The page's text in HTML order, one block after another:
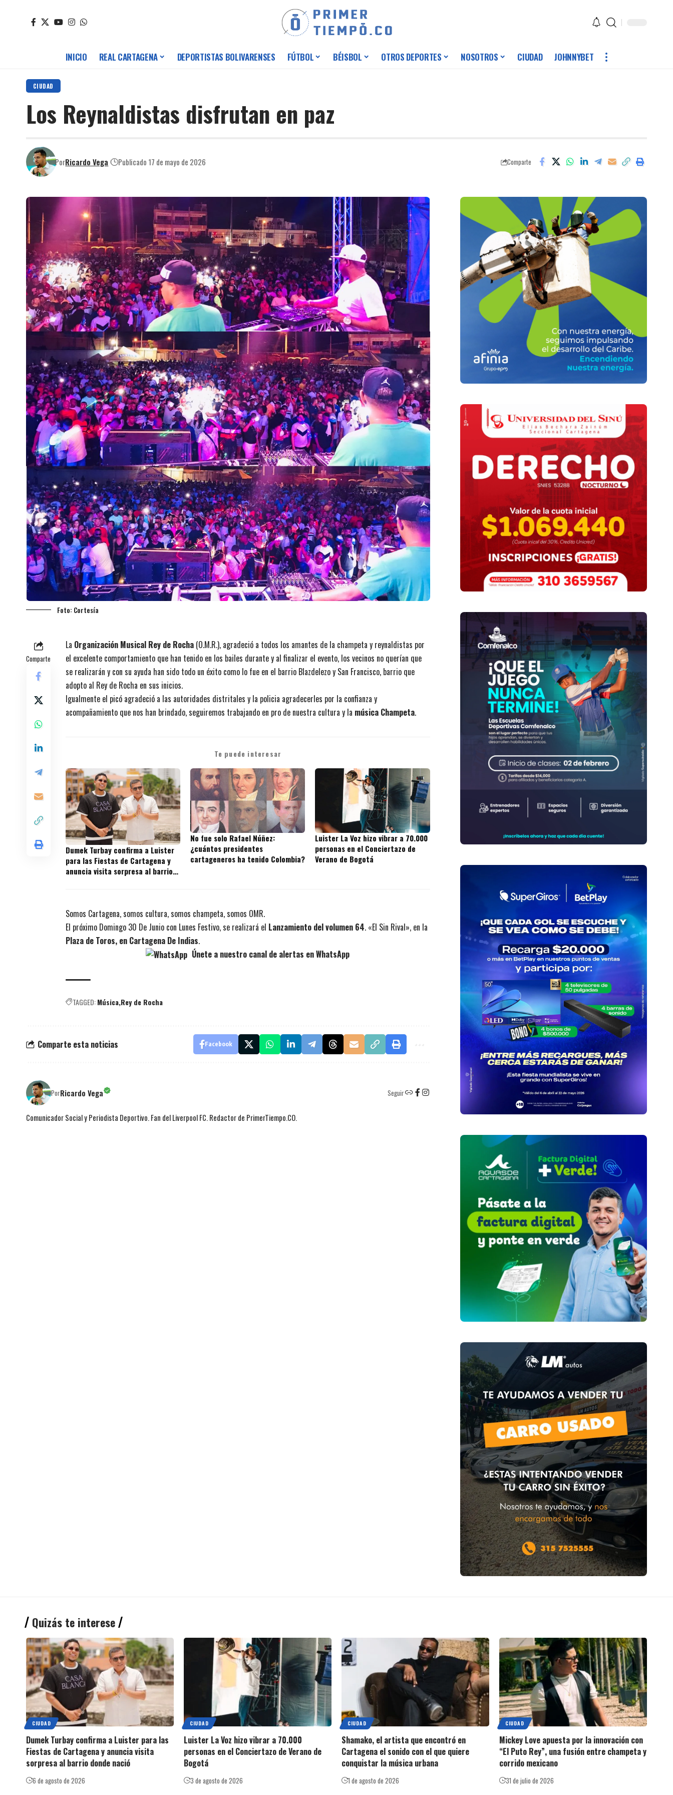
INICIO REAL CARTAGENA DEPORTISTAS BOLIVARENSES FÚTBOL BÉISBOL OTROS DEPORTES NOSOTROS CIUDAD JOHNNYBET
CIUDAD
Los Reynaldistas disfrutan en paz
PorRicardo Vega Publicado 17 de mayo de 2026 Comparte
Foto: Cortesía
Comparte
La Organización Musical Rey de Rocha (O.M.R.), agradeció a todos los amantes de la champeta y reynaldistas por
el excelente comportamiento que han tenido en los bailes durante y al finalizar el evento, los vecinos no querían que
se realizarán y con su ayuda han sido todo un éxito como lo fue en el barrio Blazdelezo y San Francisco, barrio que
adopto al Rey de Rocha en sus inicios.
Igualmente el picó agradeció a las autoridades distritales y la policia agradecerles por la confianza y
acompañamiento que nos han brindado, seguiremos trabajando en pro de nuestra cultura y la música Champeta.
Te puede interesar
Dumek Turbay confirma a Luister
para las Fiestas de Cartagena y
anuncia visita sorpresa al barrio
No fue solo Rafael Núñez:
¿cuántos presidentes
cartageneros ha tenido Colombia?
Luister La Voz hizo vibrar a 70.000
personas en el Conciertazo de
Verano de Bogotá
Somos Cartagena, somos cultura, somos champeta, somos OMR.
El próximo Domingo 30 De Junio con Lunes Festivo, se realizará el Lanzamiento del volumen 64. «El Sin Rival», en la
Plaza de Toros, en Cartagena De Indias.
Únete a nuestro canal de alertas en WhatsApp
TAGGED:Música Rey de Rocha
Comparte esta noticias Facebook
PorRicardo Vega Seguir
Comunicador Social y Periodista Deportivo. Fan del Liverpool FC. Redactor de PrimerTiempo.CO.
Quizás te interese
CIUDAD
Dumek Turbay confirma a Luister para las
Fiestas de Cartagena y anuncia visita
sorpresa al barrio donde nació
6 de agosto de 2026
CIUDAD
Luister La Voz hizo vibrar a 70.000
personas en el Conciertazo de Verano de
Bogotá
3 de agosto de 2026
CIUDAD
Shamako, el artista que encontró en
Cartagena el sonido con el que quiere
conquistar la música urbana
1 de agosto de 2026
CIUDAD
Mickey Love apuesta por la innovación con
“El Puto Rey”, una fusión entre champeta y
corrido mexicano
31 de julio de 2026